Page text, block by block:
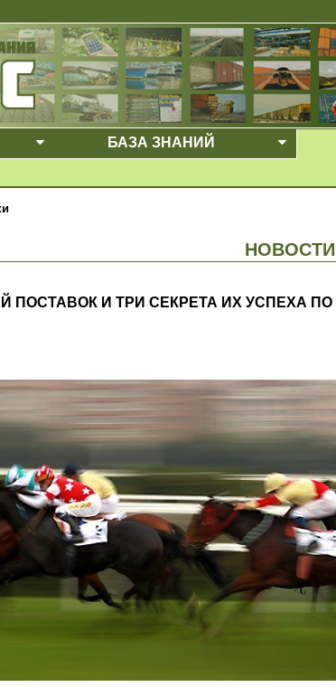
ВЫПАДАЮЩЕЕ МЕНЮ
БАЗА ЗНАНИЙ
ПОСТАВОК И ТРИ СЕКРЕТА ИХ УСПЕХА